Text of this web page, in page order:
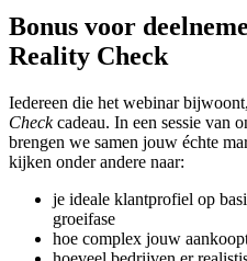
Bonus voor
Reality Check
Iedereen die het webinar
Checkcadeau. In een sessie van
brengen we samen jouw échte
kijken onder andere naar:
je ideale klantprofiel op
groeifase
hoe complex jouw